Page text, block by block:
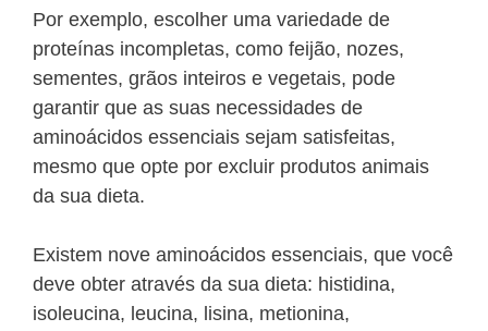
Por exemplo, escolher uma variedade de
proteínas incompletas, como feijão, nozes,
sementes, grãos inteiros e vegetais, pode
garantir que as suas necessidades de
aminoácidos essenciais sejam satisfeitas,
mesmo que opte por excluir produtos animais
da sua dieta.
Existem nove aminoácidos essenciais, que você
deve obter através da sua dieta: histidina,
isoleucina, leucina, lisina, metionina,